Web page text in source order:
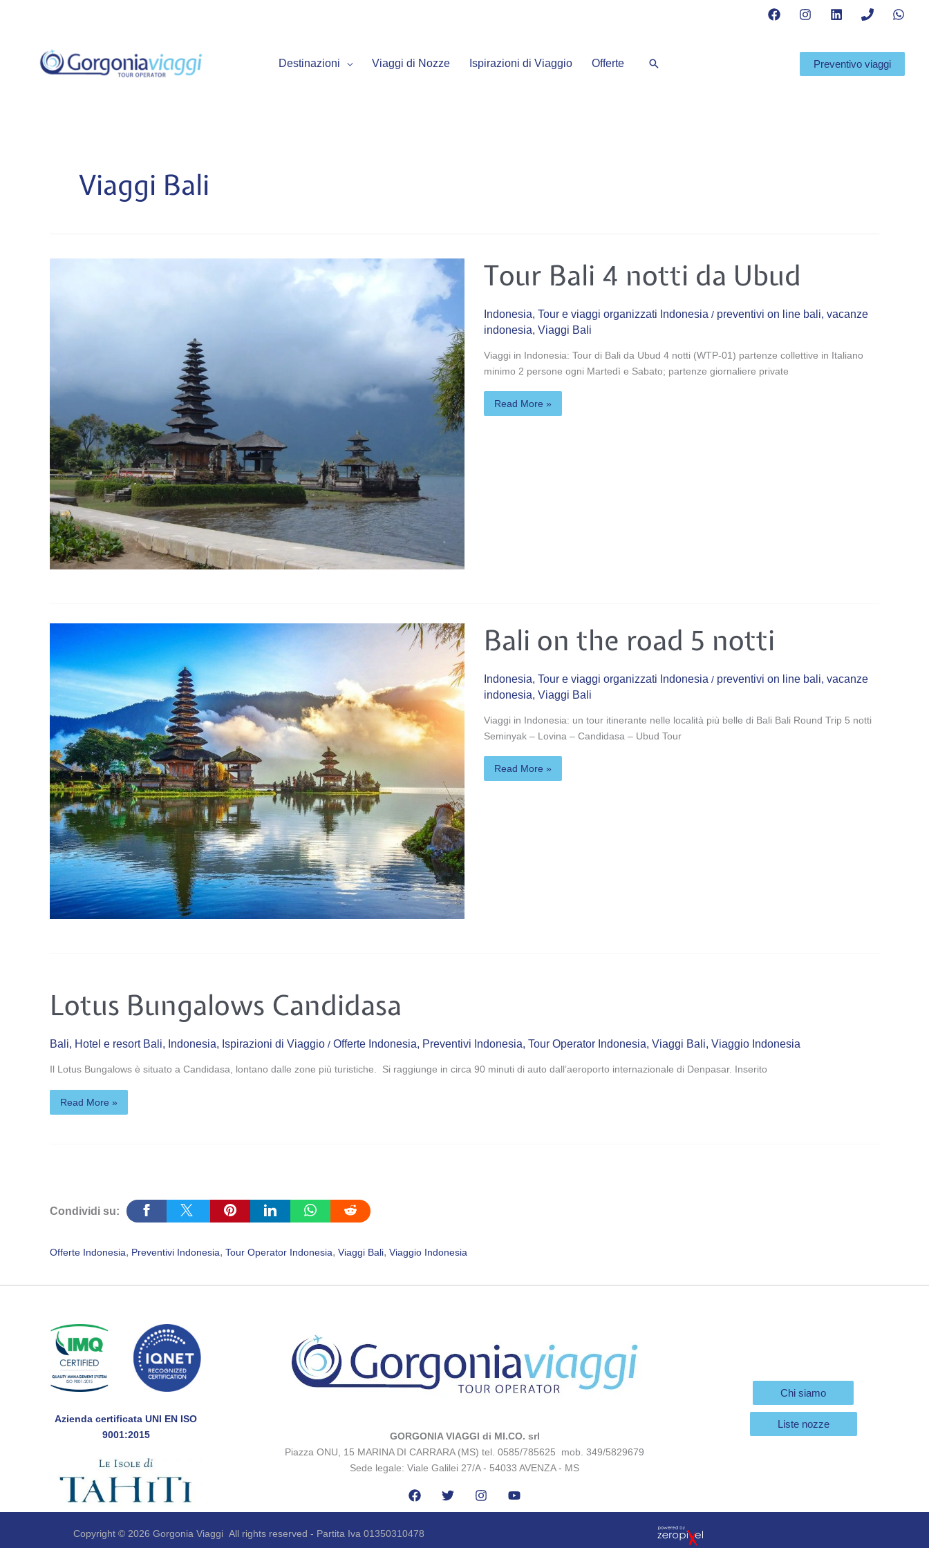
Destinazioni Viaggi di Nozze Ispirazioni di Viaggio Offerte Cerca Preventivo viaggi
Viaggi Bali
Tour Bali 4 notti da Ubud
Indonesia, Tour e viaggi organizzati Indonesia / preventivi on line bali, vacanze
indonesia, Viaggi Bali
Viaggi in Indonesia: Tour di Bali da Ubud 4 notti (WTP-01) partenze collettive in Italiano
minimo 2 persone ogni Martedì e Sabato; partenze giornaliere private
Bali
Ubud
Read More »
Bali on the road 5 notti
Indonesia, Tour e viaggi organizzati Indonesia / preventivi on line bali, vacanze
indonesia, Viaggi Bali
Viaggi in Indonesia: un tour itinerante nelle località più belle di Bali Bali Round Trip 5 notti
Seminyak – Lovina – Candidasa – Ubud Tour
Bali
on
the
notti
Read More »
Lotus Bungalows Candidasa
Bali, Hotel e resort Bali, Indonesia, Ispirazioni di Viaggio / Offerte Indonesia, Preventivi Indonesia, Tour Operator Indonesia, Viaggi Bali, Viaggio Indonesia
Il Lotus Bungalows è situato a Candidasa, lontano dalle zone più turistiche. Si raggiunge in circa 90 minuti di auto dall’aeroporto internazionale di Denpasar. Inserito
Bungalows
Candidasa
Read More »
Condividi su:
Offerte Indonesia, Preventivi Indonesia, Tour Operator Indonesia, Viaggi Bali, Viaggio Indonesia
Azienda certificata UNI EN ISO
9001:2015
GORGONIA VIAGGI di MI.CO. srl
Piazza ONU, 15 MARINA DI CARRARA (MS) tel. 0585/785625 mob. 349/5829679
Sede legale: Viale Galilei 27/A - 54033 AVENZA - MS
Chi siamo
Liste nozze
Copyright © 2026 Gorgonia Viaggi All rights reserved - Partita Iva 01350310478